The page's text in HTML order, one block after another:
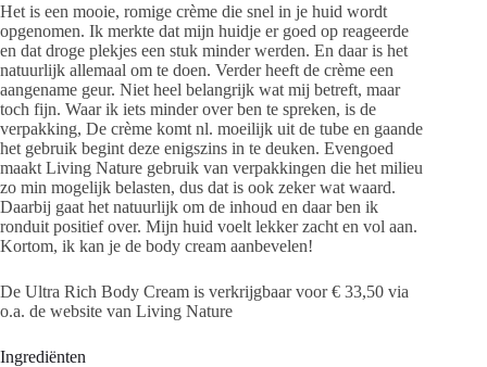
Het is een mooie, romige crème die snel in je huid wordt
opgenomen. Ik merkte dat mijn huidje er goed op reageerde
en dat droge plekjes een stuk minder werden. En daar is het
natuurlijk allemaal om te doen. Verder heeft de crème een
aangename geur. Niet heel belangrijk wat mij betreft, maar
toch fijn. Waar ik iets minder over ben te spreken, is de
verpakking, De crème komt nl. moeilijk uit de tube en gaande
het gebruik begint deze enigszins in te deuken. Evengoed
maakt Living Nature gebruik van verpakkingen die het milieu
zo min mogelijk belasten, dus dat is ook zeker wat waard.
Daarbij gaat het natuurlijk om de inhoud en daar ben ik
ronduit positief over. Mijn huid voelt lekker zacht en vol aan.
Kortom, ik kan je de body cream aanbevelen!
De Ultra Rich Body Cream is verkrijgbaar voor € 33,50 via
o.a. de website van Living Nature
Ingrediënten